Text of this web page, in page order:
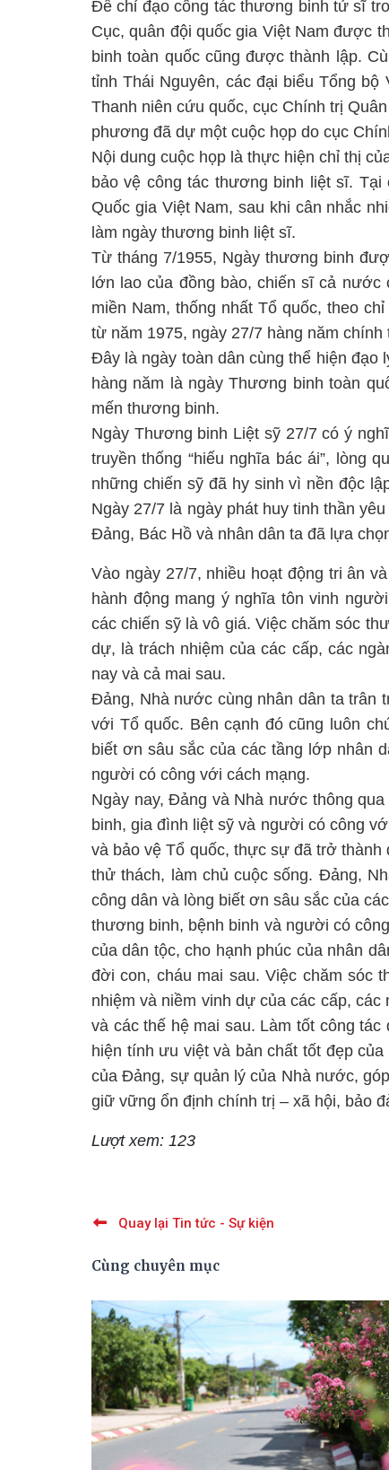
Để chỉ đạo công tác thương binh tử sĩ
Cục, quân đội quốc gia Việt Nam được
binh toàn quốc cũng được thành lập.
tỉnh Thái Nguyên, các đại biểu Tổng
Thanh niên cứu quốc, cục Chính trị
phương đã dự một cuộc họp do cục
Nội dung cuộc họp là thực hiện chỉ thị
bảo vệ công tác thương binh liệt sĩ.
Quốc gia Việt Nam, sau khi cân nhắc
làm ngày thương binh liệt sĩ.
Từ tháng 7/1955, Ngày thương binh
lớn lao của đồng bào, chiến sĩ cả nước
miền Nam, thống nhất Tổ quốc, theo
từ năm 1975, ngày 27/7 hàng năm
Đây là ngày toàn dân cùng thể hiện đạo
hàng năm là ngày Thương binh toàn
mến thương binh.
Ngày Thương binh Liệt sỹ 27/7 có ý
truyền thống “hiếu nghĩa bác ái”, lòng
những chiến sỹ đã hy sinh vì nền độc
Ngày 27/7 là ngày phát huy tinh thần
Đảng, Bác Hồ và nhân dân ta đã lựa
Vào ngày 27/7, nhiều hoạt động tri ân
hành động mang ý nghĩa tôn vinh
các chiến sỹ là vô giá. Việc chăm sóc
dự, là trách nhiệm của các cấp, các
nay và cả mai sau.
Đảng, Nhà nước cùng nhân dân ta trân
với Tổ quốc. Bên cạnh đó cũng luôn
biết ơn sâu sắc của các tầng lớp nhân
người có công với cách mạng.
Ngày nay, Đảng và Nhà nước thông
binh, gia đình liệt sỹ và người có công
và bảo vệ Tổ quốc, thực sự đã trở
thử thách, làm chủ cuộc sống. Đảng,
công dân và lòng biết ơn sâu sắc của
thương binh, bệnh binh và người có
của dân tộc, cho hạnh phúc của nhân
đời con, cháu mai sau. Việc chăm sóc
nhiệm và niềm vinh dự của các cấp,
và các thế hệ mai sau. Làm tốt công
hiện tính ưu việt và bản chất tốt đẹp
của Đảng, sự quản lý của Nhà nước,
giữ vững ổn định chính trị – xã hội, bảo
Lượt xem: 123
Quay lại Tin tức - Sự kiện
Cùng chuyên mục